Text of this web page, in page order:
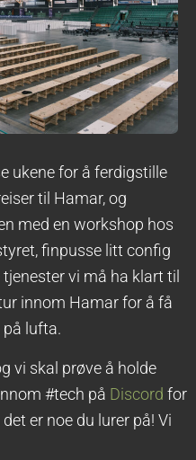
ukene for å ferdigstille
til Hamar, og
med en workshop hos
finpusse litt config
vi må ha klart til
innom Hamar for å få
lufta.
vi skal prøve å holde
#tech på Discord for
er noe du lurer på! Vi